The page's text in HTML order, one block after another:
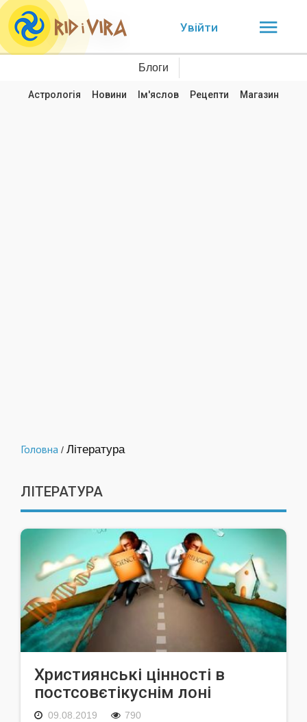
Увійти
Блоги
Астрологія Новини Ім'яслов Рецепти Магазин
Головна / Література
ЛІТЕРАТУРА
Християнські цінності в
постсовєтікуснім лоні
09.08.2019 790